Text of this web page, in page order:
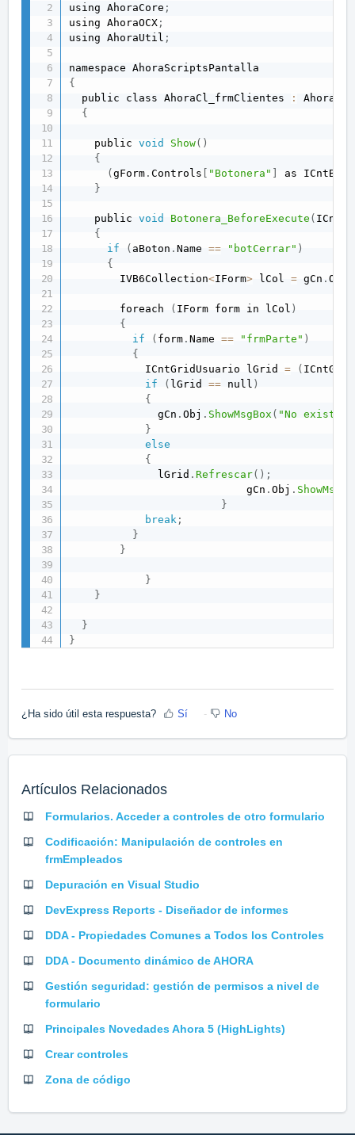
using AhoraCore ;
using AhoraOCX ;
using AhoraUtil ;
{
  public class AhoraCl_frmClientes
: AhoraOCX
{
    public
void Show( )
{
(gForm .Controls "Botonera"
as
}
    public
void Botonera_BeforeExecute (
{
if
(aBoton .Name == "botCerrar" )
{
        IVB6Collection
<IForm> lCol = gCn .Obj
        foreach
( IForm form in lCol )
{
if
( form .Name == "frmParte" )
{
            ICntGridUsuario lGrid
= (
if
( lGrid == null )
{
              gCn
.Obj . ShowMsgBox ( "No existe"
}
else
{
              lGrid
.Refrescar( ) ;
                            gCn
.Obj .
}
break ;
}
}
}
}
}
}
¿Ha sido útil esta respuesta? Sí No
Artículos Relacionados
Formularios. Acceder a controles de otro formulario
Codificación: Manipulación de controles en
frmEmpleados
Depuración en Visual Studio
DevExpress Reports - Diseñador de informes
DDA - Propiedades Comunes a Todos los Controles
DDA - Documento dinámico de AHORA
Gestión seguridad: gestión de permisos a nivel de
formulario
Principales Novedades Ahora 5 (HighLights)
Crear controles
Zona de código